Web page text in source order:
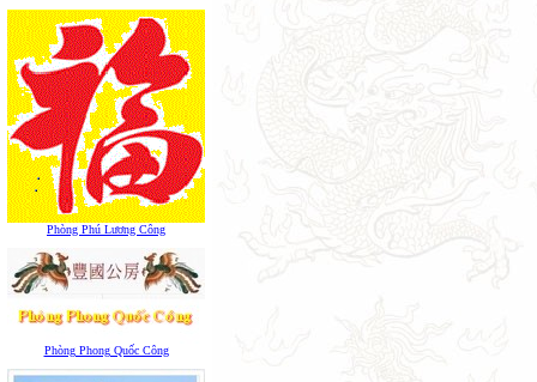
Phòng Phú Lương Công
Phòng Phong Quốc Công